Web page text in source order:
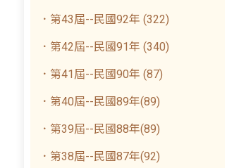
．第43屆--民國92年 (322)
．第42屆--民國91年 (340)
．第41屆--民國90年 (87)
．第40屆--民國89年(89)
．第39屆--民國88年(89)
．第38屆--民國87年(92)